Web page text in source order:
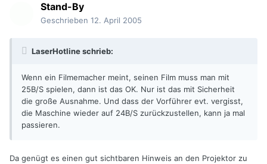
Stand-By
Geschrieben 12. April 2005
LaserHotline schrieb:
Wenn ein Filmemacher meint, seinen Film muss man mit
25B/S spielen, dann ist das OK. Nur ist das mit Sicherheit
die große Ausnahme. Und dass der Vorführer evt. vergisst,
die Maschine wieder auf 24B/S zurückzustellen, kann ja mal
passieren.
Da genügt es einen gut sichtbaren Hinweis an den Projektor zu